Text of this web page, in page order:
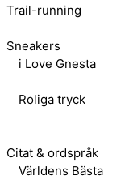
Trail-running
Sneakers
i Love Gnesta
Roliga tryck
Citat & ordspråk
Världens Bästa